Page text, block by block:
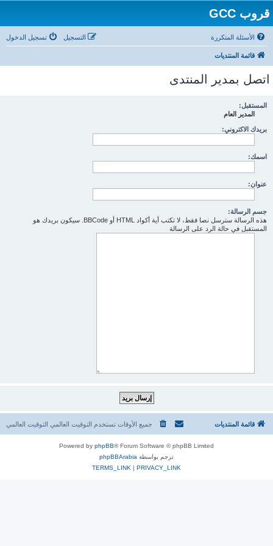
قروب GCC
الأسئلة المتكررة تسجيل الدخول التسجيل
قائمة المنتديات
اتصل بمدير المنتدى
المستقبل:
المدير العام
بريدك الاكتروني:
اسمك:
عنوان:
جسم الرسالة:
هذه الرسالة سترسل نصا فقط، لا تكتب أية أكواد HTML أو BBCode. سيكون بريدك هو
المستقبل في حالة الرد على الرسالة
قائمة المنتديات جميع الأوقات تستخدم التوقيت العالمي التوقيت العالمي
Powered by phpBB® Forum Software © phpBB Limited
ترجم بواسطة phpBBArabia
PRIVACY_LINK
|
TERMS_LINK